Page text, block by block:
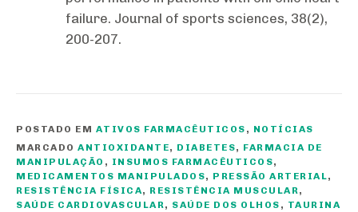
failure. Journal of sports sciences, 38(2),
200-207.
POSTADO EM ATIVOS FARMACÊUTICOS , NOTÍCIAS
MARCADO ANTIOXIDANTE, DIABETES, FARMACIA DE
MANIPULAÇÃO , INSUMOS FARMACÊUTICOS,
MEDICAMENTOS MANIPULADOS, PRESSÃO ARTERIAL,
RESISTÊNCIA FÍSICA, RESISTÊNCIA MUSCULAR,
SAÚDE CARDIOVASCULAR, SAÚDE DOS OLHOS , TAURINA